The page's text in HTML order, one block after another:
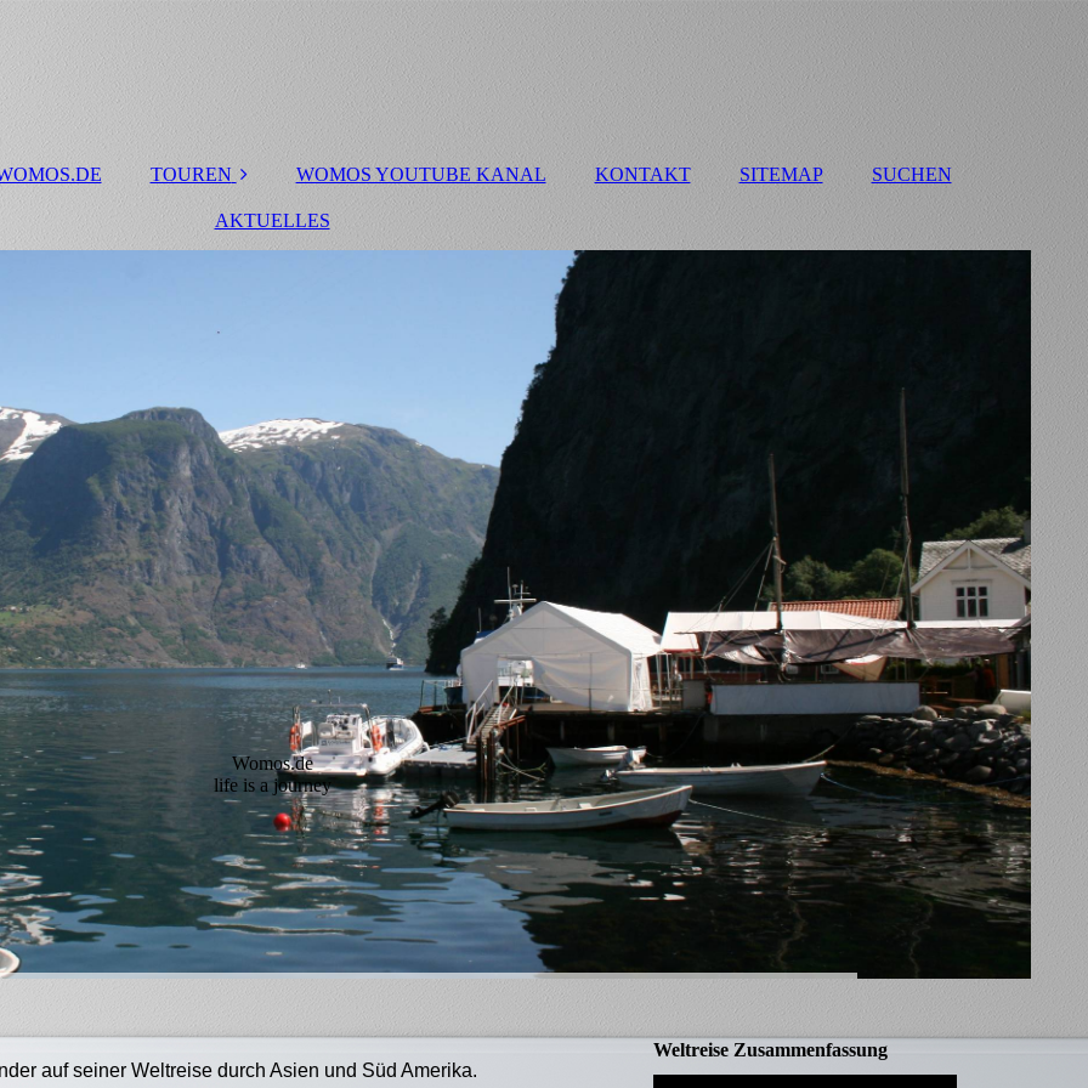
TOUREN
Touren 2020
Dänemark-Tour
Portugal 2010
Trentino
Lago Maggiore, Lago
die Orta und Toskana
2018
Norwegen 2008
Kroatien
Schwarzwald und
Bodensee
Rügen
Usedom
Am Bolsena See und
Rom
Gardasee
Süd Tirol
Slowenien
WOMOS YOUTUBE KANAL KONTAKT SITEMAP SUCHEN
AKTUELLES
Womos.de
life is a journey
auf seiner Weltreise durch Asien und Süd Amerika.
Weltreise Zusammenfassung